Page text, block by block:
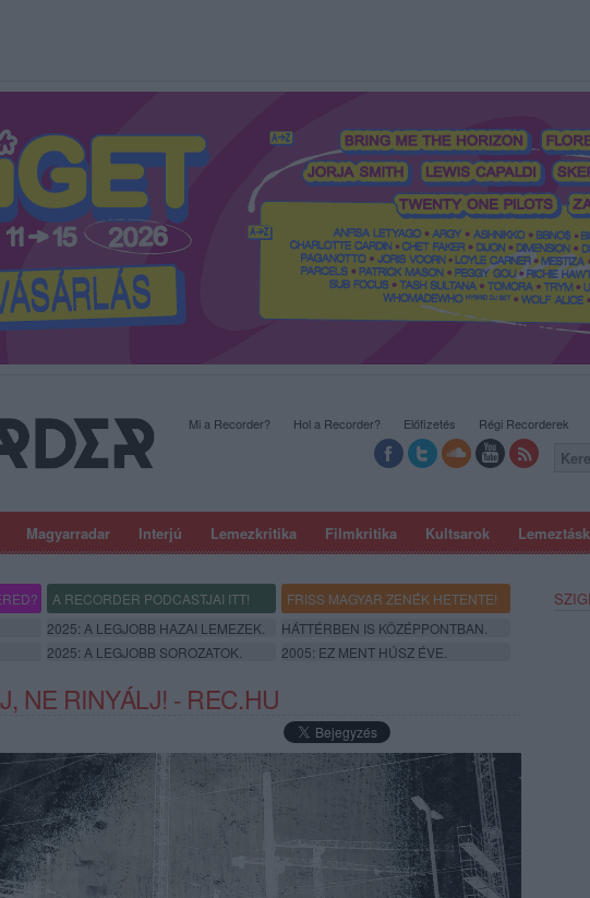
Magyarradar Interjú Lemezkritika Filmkritika Kultsarok
Mi a Recorder? Hol a Recorder? Előfizetés Régi Recorderek
A RECORDER PODCASTJAI ITT!
FRISS MAGYAR ZENÉK HETENTE!
2025: A LEGJOBB HAZAI LEMEZEK.
HÁTTÉRBEN IS KÖZÉPPONTBAN.
2025: A LEGJOBB SOROZATOK. 2005: EZ MENT HÚSZ ÉVE.
NE RINYÁLJ! - REC.HU